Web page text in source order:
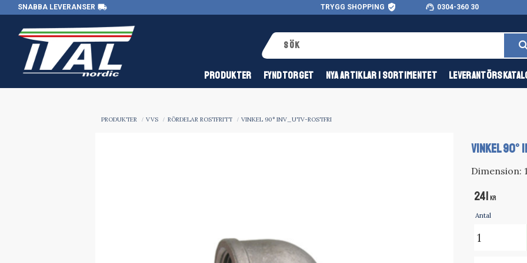
SNABBA LEVERANSER local_shipping TRYGG SHOPPING verified_user support_agent 0304-360 30
PRODUKTER FYNDTORGET NYA ARTIKLAR I SORTIMENTET
PRODUKTER VVS RÖRDELAR ROSTFRITT VINKEL 90° INV_UTV-ROSTFRI
VINKEL 90°
Dimension:
241 KR
Antal